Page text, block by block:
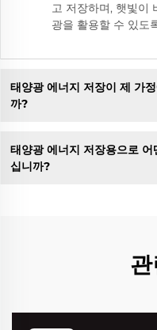
고 저장하며, 햇빛이
광을 활용할 수 있도
태양광 에너지 저장이 제 가
까?
태양광 에너지 저장용으로
십니까?